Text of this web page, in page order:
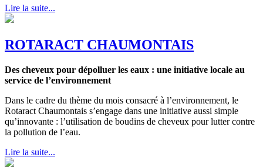
Lire la suite...
ROTARACT CHAUMONTAIS
Des cheveux pour dépolluer les eaux : une initiative locale au
service de l’environnement
Dans le cadre du thème du mois consacré à l’environnement, le
Rotaract Chaumontais s’engage dans une initiative aussi simple
qu’innovante : l’utilisation de boudins de cheveux pour lutter contre
la pollution de l’eau.
Lire la suite...